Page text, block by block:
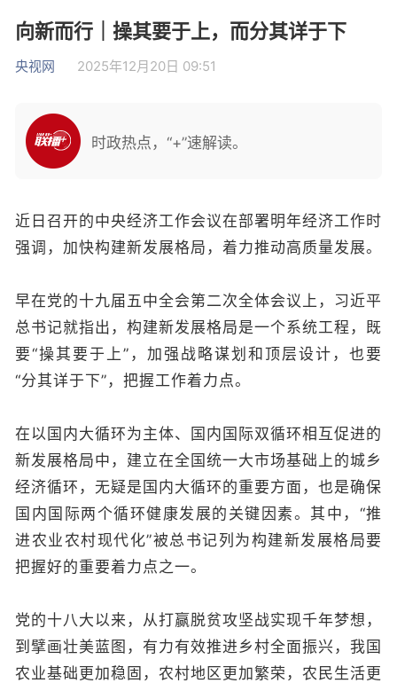
向新而行｜操其要于上，而分其详于下
央视网 2025年12月20日 09:51
时政热点，“+”速解读。
近日召开的中央经济工作会议在部署明年经济工作时
强调，加快构建新发展格局，着力推动高质量发展。
早在党的十九届五中全会第二次全体会议上，习近平
总书记就指出，构建新发展格局是一个系统工程，既
要“操其要于上”，加强战略谋划和顶层设计，也要
“分其详于下”，把握工作着力点。
在以国内大循环为主体、国内国际双循环相互促进的
新发展格局中，建立在全国统一大市场基础上的城乡
经济循环，无疑是国内大循环的重要方面，也是确保
国内国际两个循环健康发展的关键因素。其中，“推
进农业农村现代化”被总书记列为构建新发展格局要
把握好的重要着力点之一。
党的十八大以来，从打赢脱贫攻坚战实现千年梦想，
到擘画壮美蓝图，有力有效推进乡村全面振兴，我国
农业基础更加稳固，农村地区更加繁荣，农民生活更